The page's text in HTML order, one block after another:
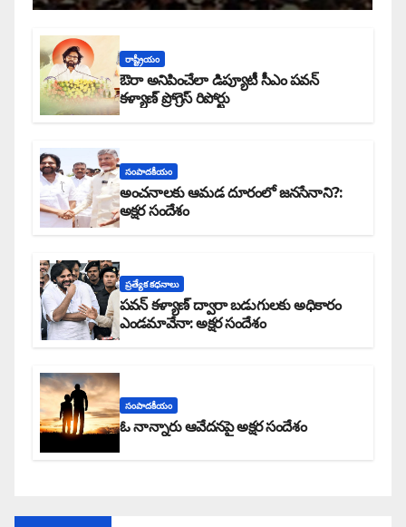
రాష్ట్రీయం
ఔరా అనిపించేలా డిప్యూటీ సీఎం పవన్
కళ్యాణ్ ప్రోగ్రెస్ రిపోర్టు
సంపాదకీయం
అంచనాలకు ఆమడ దూరంలో జనసేనాని?:
అక్షర సందేశం
ప్రత్యేక కధనాలు
పవన్ కళ్యాణ్ ద్వారా బడుగులకు అధికారం
ఎండమావేనా: అక్షర సందేశం
సంపాదకీయం
ఓ నాన్నారు ఆవేదనపై అక్షర సందేశం